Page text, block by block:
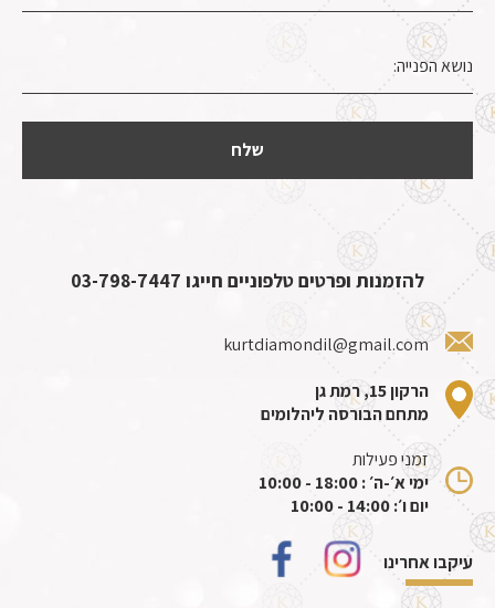
להזמנות ופרטים טלפוניים חייגו 03-798-7447
kurtdiamondil@gmail.com
הרקון 15, רמת גן
מתחם הבורסה ליהלומים
זמני פעילות
ימי א׳-ה׳ : 18:00 - 10:00
יום ו׳: 14:00 - 10:00
עיקבו אחרינו